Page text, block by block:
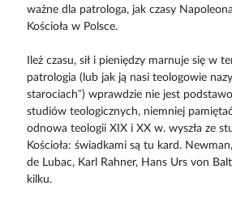
ważne dla patrologa, jak czasy
Kościoła w Polsce.
Ileż czasu, sił i pieniędzy marnuje się w
patrologia (lub jak ją nasi teologowie
starociach”) wprawdzie nie jest
studiów teologicznych, niemniej
odnowa teologii XIX i XX w. wyszła ze
Kościoła: świadkami są tu kard.
de Lubac, Karl Rahner, Hans Urs von
kilku.